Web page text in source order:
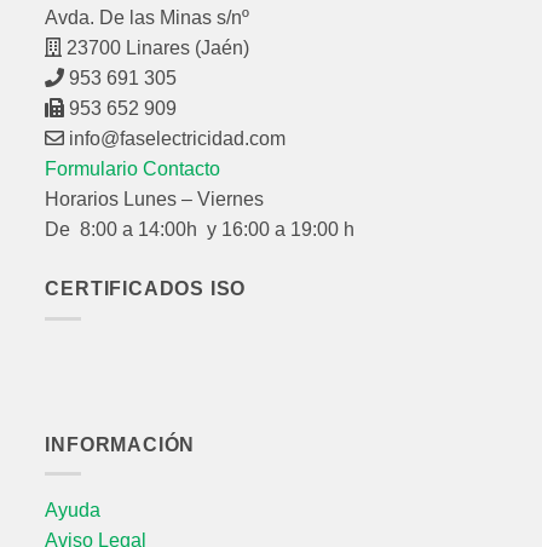
Avda. De las Minas s/nº
23700 Linares (Jaén)
953 691 305
953 652 909
info@faselectricidad.com
Formulario Contacto
Horarios Lunes – Viernes
De 8:00 a 14:00h y 16:00 a 19:00 h
CERTIFICADOS ISO
INFORMACIÓN
Ayuda
Aviso Legal